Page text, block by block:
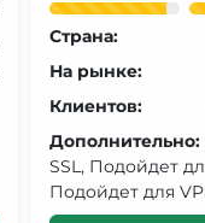
Страна:
На рынке:
Клиентов:
Дополнительно:
SSL, Подойдет
Подойдет для